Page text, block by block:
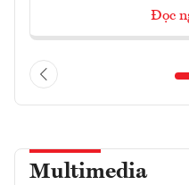
Đọc
Multimedia